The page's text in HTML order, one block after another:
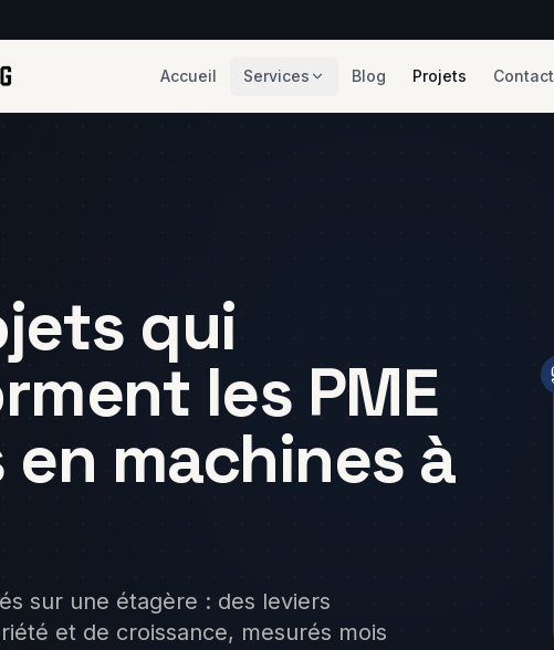
Accueil Services Blog Projets Contact
Visibilité durable sur
Google
Automatisation & IA
Plus de leads, moins
d'heures perdues
Email Marketing &
Nurturing
LinkedIn, Instagram,
contenu et community
management
Marketing
Tech & leads pour
l'immobilier
qui
les PME
machines à
sur une étagère : des leviers
et de croissance, mesurés mois